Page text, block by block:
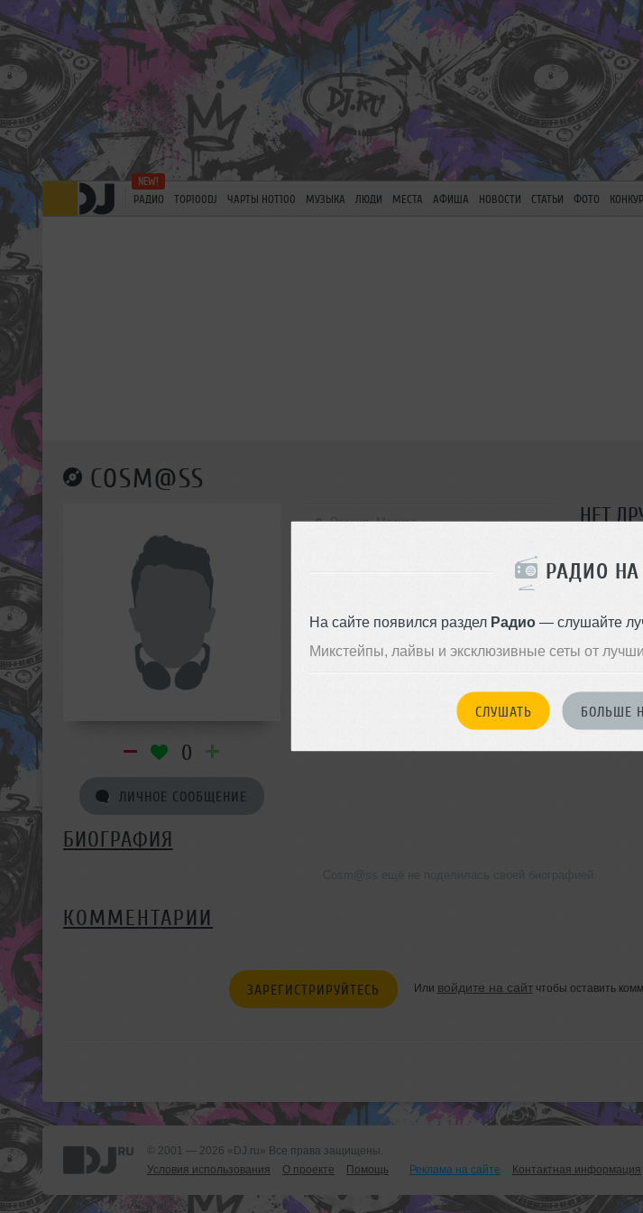
РАДИО НА
На сайте появился раздел Радио— слушайте
Микстейпы, лайвы и эксклюзивные сеты от
СЛУШАТЬ БОЛЬШЕ
РАДИО TOP100DJ ЧАРТЫ HOT100 МУЗЫКА ЛЮДИ МЕСТА АФИША НОВОСТИ СТАТЬИ ФОТО
COSM@SS
0
ЛИЧНОЕ СООБЩЕНИЕ
Россия, Москва НЕТ
БИОГРАФИЯ
КОММЕНТАРИИ
ЗАРЕГИСТРИРУЙТЕСЬ Или войдите на сайтчтобы оставить
© 2001 — 2026 «DJ.ru» Все права защищены.
Условия использования
О проекте Помощь Реклама на сайте Контактная информация